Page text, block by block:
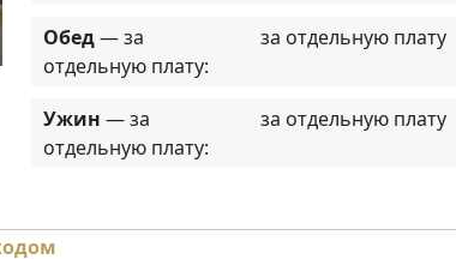
Обед— за
отдельную плату:
за отдельную плату
Ужин — за
отдельную плату:
за отдельную плату